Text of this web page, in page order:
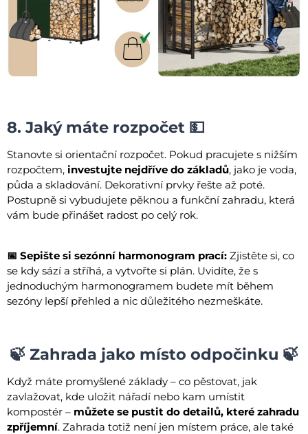
8. Jaký máte rozpočet 💵
Stanovte si orientační rozpočet. Pokud pracujete s nižším
rozpočtem, investujte nejdříve do základů, jako je voda,
půda a skladování. Dekorativní prvky řešte až poté.
Postupně si vybudujete pěknou a funkční zahradu, která
vám bude přinášet radost po celý rok.
📅 Sepište si sezónní harmonogram prací: Zjistěte si, co
se kdy sází a stříhá, a vytvořte si plán. Uvidíte, že s
jednoduchým harmonogramem budete mít během
sezóny lepší přehled a nic důležitého nezmeškáte.
🍃 Zahrada jako místo odpočinku 🍃
Když máte promyšlené základy – co pěstovat, jak
zavlažovat, kde uložit nářadí nebo kam umístit
kompostér – můžete se pustit do detailů, které zahradu
zpříjemní. Zahrada totiž není jen místem práce, ale také